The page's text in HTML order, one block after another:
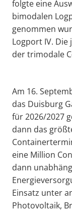
folgte eine
bimodalen
genommen
Logport IV.
der trimodale
Am 16.
das Duisburg
für 2026/2027
dann das
eine Million
dann
Einsatz unter
Photovoltaik,